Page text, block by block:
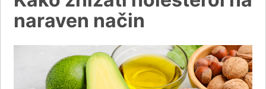
naraven način